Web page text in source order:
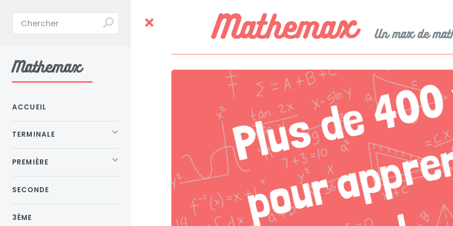
Mathemax Un max de
Mathemax
ACCUEIL
TERMINALE
PREMIÈRE
SECONDE
3ÈME